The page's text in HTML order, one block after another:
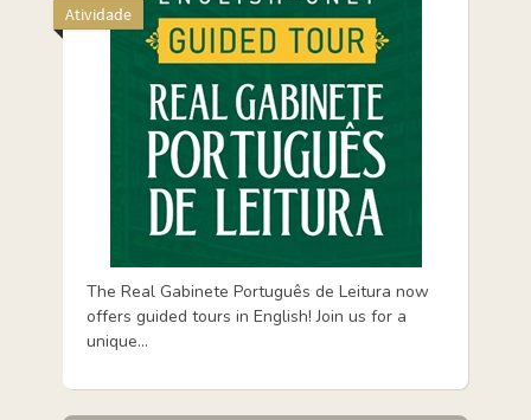
Atividade
The Real Gabinete Português de Leitura now
offers guided tours in English! Join us for a
unique...